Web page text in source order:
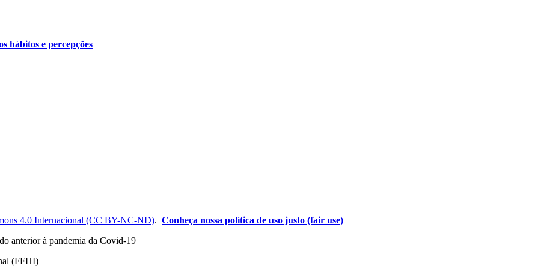
hábitos e percepções
4.0 Internacional (CC BY-NC-ND). Conheça nossa política de uso justo (fair use)
anterior à pandemia da Covid-19
(FFHI)